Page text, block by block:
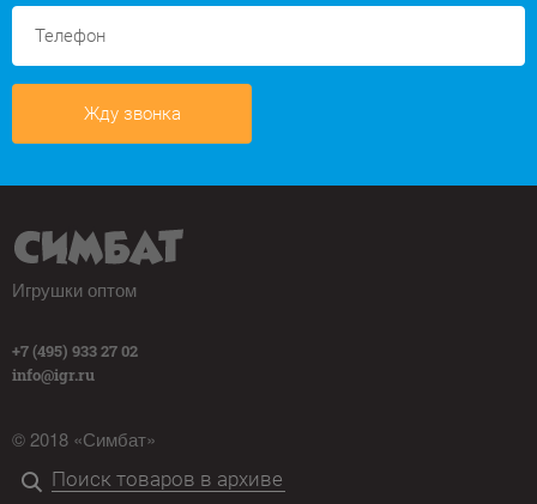
Жду звонка
Игрушки оптом
+7 (495) 933 27 02
info@igr.ru
© 2018 «Симбат»